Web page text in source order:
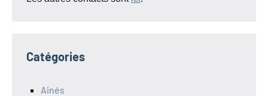
Catégories
Ainés